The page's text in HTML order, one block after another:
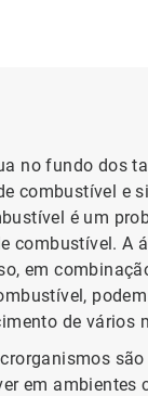
no fundo dos
combustível e
é um
combustível. A
em
de vários
em ambientes